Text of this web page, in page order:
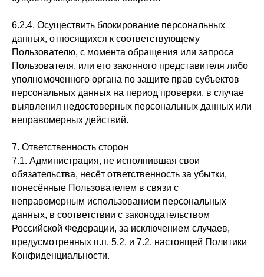
6.2.4. Осуществить блокирование персональных
данных, относящихся к соответствующему
Пользователю, с момента обращения или запроса
Пользователя, или его законного представителя либо
уполномоченного органа по защите прав субъектов
персональных данных на период проверки, в случае
выявления недостоверных персональных данных или
неправомерных действий.
7. Ответственность сторон
7.1. Администрация, не исполнившая свои
обязательства, несёт ответственность за убытки,
понесённые Пользователем в связи с
неправомерным использованием персональных
данных, в соответствии с законодательством
Российской Федерации, за исключением случаев,
предусмотренных п.п. 5.2. и 7.2. настоящей Политики
Конфиденциальности.